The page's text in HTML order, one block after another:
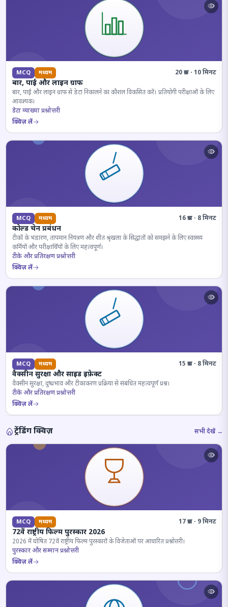
MCQ मध्यम 20 प्रश्न · 10 मिनट
बार, पाई और लाइन ग्राफ
बार, पाई और लाइन ग्राफ से डेटा निकालने का कौशल विकसित करें। प्रतियोगी परीक्षाओं के लिए
आवश्यक।
डेटा व्याख्या प्रश्नोत्तरी
क्विज़ लें
MCQ मध्यम 16 प्रश्न · 8 मिनट
कोल्ड चेन प्रबंधन
टीकों के भंडारण, तापमान नियंत्रण और शीत श्रृंखला के सिद्धांतों को समझने के लिए स्वास्थ्य
कर्मियों और परीक्षार्थियों के लिए महत्वपूर्ण।
टीके और प्रतिरक्षण प्रश्नोत्तरी
क्विज़ लें
MCQ मध्यम 15 प्रश्न · 8 मिनट
वैक्सीन सुरक्षा और साइड इफ़ेक्ट
वैक्सीन सुरक्षा, दुष्प्रभाव और टीकाकरण प्रक्रिया से संबंधित महत्वपूर्ण प्रश्न।
टीके और प्रतिरक्षण प्रश्नोत्तरी
क्विज़ लें
ट्रेंडिंग क्विज़ सभी देखें →
MCQ मध्यम 17 प्रश्न · 9 मिनट
72वें राष्ट्रीय फिल्म पुरस्कार 2026
2026 में घोषित 72वें राष्ट्रीय फिल्म पुरस्कारों के विजेताओं पर आधारित प्रश्नोत्तरी।
पुरस्कार और सम्मान प्रश्नोत्तरी
क्विज़ लें